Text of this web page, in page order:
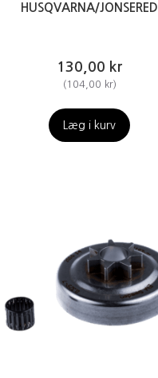
HUSQVARNA/JONSERED
130,00 kr
(104,00 kr)
Læg i kurv